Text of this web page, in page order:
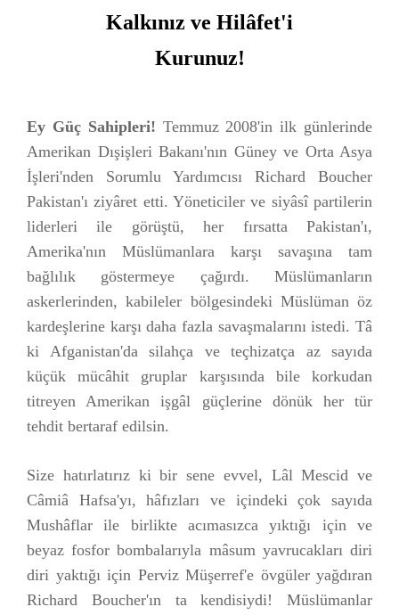
Kalkınız ve Hilâfet'i
Kurunuz!
Ey Güç Sahipleri! Temmuz 2008'in ilk günlerinde
Amerikan Dışişleri Bakanı'nın Güney ve Orta Asya
İşleri'nden Sorumlu Yardımcısı Richard Boucher
Pakistan'ı ziyâret etti. Yöneticiler ve siyâsî partilerin
liderleri ile görüştü, her fırsatta Pakistan'ı,
Amerika'nın Müslümanlara karşı savaşına tam
bağlılık göstermeye çağırdı. Müslümanların
askerlerinden, kabileler bölgesindeki Müslüman öz
kardeşlerine karşı daha fazla savaşmalarını istedi. Tâ
ki Afganistan'da silahça ve teçhizatça az sayıda
küçük mücâhit gruplar karşısında bile korkudan
titreyen Amerikan işgâl güçlerine dönük her tür
tehdit bertaraf edilsin.
Size hatırlatırız ki bir sene evvel, Lâl Mescid ve
Câmiâ Hafsa'yı, hâfızları ve içindeki çok sayıda
Mushâflar ile birlikte acımasızca yıktığı için ve
beyaz fosfor bombalarıyla mâsum yavrucakları diri
diri yaktığı için Perviz Müşerref'e övgüler yağdıran
Richard Boucher'ın ta kendisiydi! Müslümanlar